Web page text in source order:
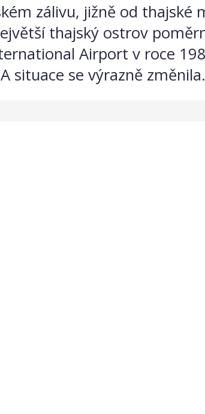
zálivu, jižně od thajské
thajský ostrov
Airport v roce
situace se výrazně